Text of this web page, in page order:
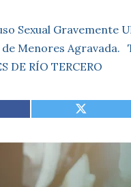
Sexual Gravemente
Menores Agravada.
DE RÍO TERCERO